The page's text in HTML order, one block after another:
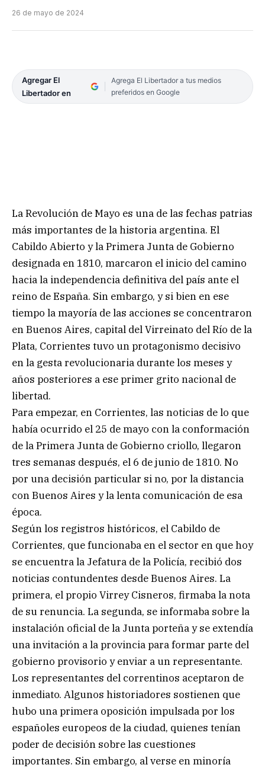
26 de mayo de 2024
Agregar El
Libertador en
Agrega El Libertador a tus medios
preferidos en Google
La Revolución de Mayo es una de las fechas patrias
más importantes de la historia argentina. El
Cabildo Abierto y la Primera Junta de Gobierno
designada en 1810, marcaron el inicio del camino
hacia la independencia definitiva del país ante el
reino de España. Sin embargo, y si bien en ese
tiempo la mayoría de las acciones se concentraron
en Buenos Aires, capital del Virreinato del Río de la
Plata, Corrientes tuvo un protagonismo decisivo
en la gesta revolucionaria durante los meses y
años posteriores a ese primer grito nacional de
libertad.
Para empezar, en Corrientes, las noticias de lo que
había ocurrido el 25 de mayo con la conformación
de la Primera Junta de Gobierno criollo, llegaron
tres semanas después, el 6 de junio de 1810. No
por una decisión particular si no, por la distancia
con Buenos Aires y la lenta comunicación de esa
época.
Según los registros históricos, el Cabildo de
Corrientes, que funcionaba en el sector en que hoy
se encuentra la Jefatura de la Policía, recibió dos
noticias contundentes desde Buenos Aires. La
primera, el propio Virrey Cisneros, firmaba la nota
de su renuncia. La segunda, se informaba sobre la
instalación oficial de la Junta porteña y se extendía
una invitación a la provincia para formar parte del
gobierno provisorio y enviar a un representante.
Los representantes del correntinos aceptaron de
inmediato. Algunos historiadores sostienen que
hubo una primera oposición impulsada por los
españoles europeos de la ciudad, quienes tenían
poder de decisión sobre las cuestiones
importantes. Sin embargo, al verse en minoría